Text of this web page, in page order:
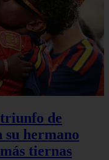
de
su hermano
tiernas